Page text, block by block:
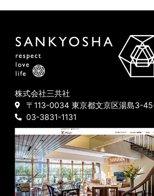
株式会社三共社
〒113-0034 東京都文京区湯島3-
03-3831-1131